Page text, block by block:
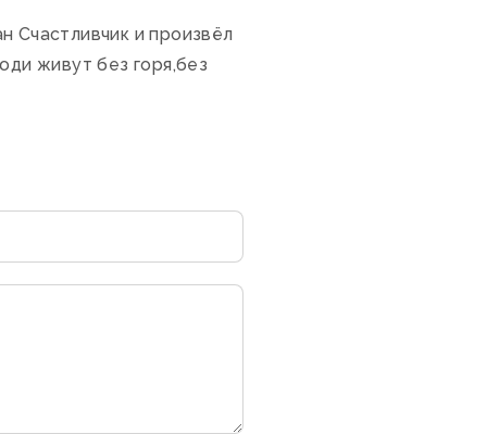
Счастливчик и произвёл
живут без горя,без